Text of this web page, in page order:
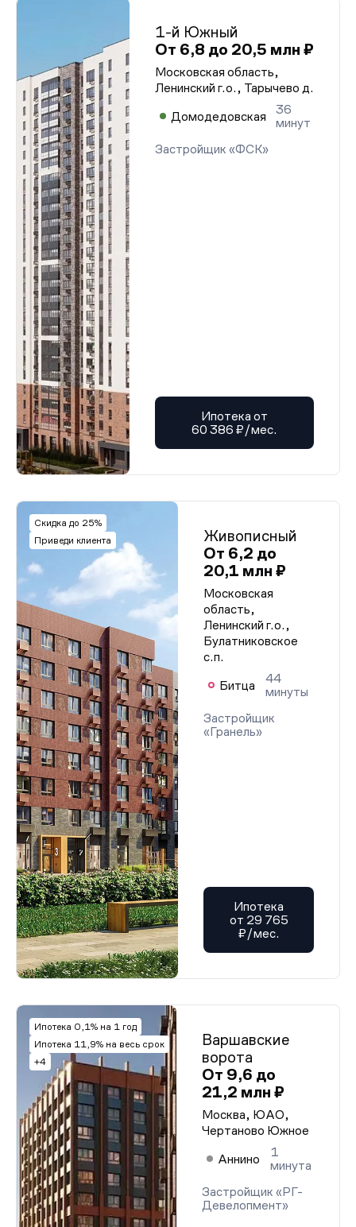
1-й Южный
От 6,8 до 20,5 млн ₽
Московская область,
Ленинский г.о., Тарычево д.
Домодедовская
36
минут
Застройщик «ФСК»
Ипотека от
60 386 ₽/мес.
Скидка до 25%
Приведи клиента
Живописный
От 6,2 до
20,1 млн ₽
Московская
область,
Ленинский г.о.,
Булатниковское
с.п.
Битца
44
минуты
Застройщик
«Гранель»
Ипотека
от 29 765
₽/мес.
Ипотека 0,1% на 1 год
Ипотека 11,9% на весь срок
+4
Варшавские
ворота
От 9,6 до
21,2 млн ₽
Москва, ЮАО,
Чертаново Южное
Аннино
1
минута
Застройщик «РГ-
Девелопмент»